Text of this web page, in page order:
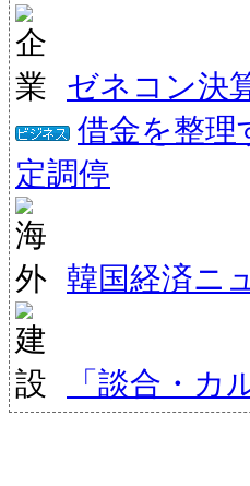
ゼネコン決
借金を整理
定調停
韓国経済ニ
「談合・カ